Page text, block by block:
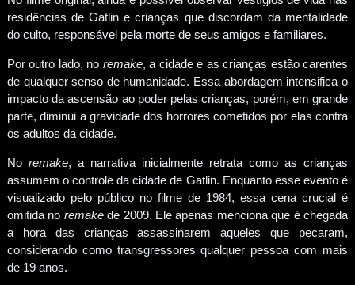
residências de Gatlin e crianças que discordam da mentalidade
do culto, responsável pela morte de seus amigos e familiares.
Por outro lado, no remake, a cidade e as crianças estão carentes
de qualquer senso de humanidade. Essa abordagem intensifica o
impacto da ascensão ao poder pelas crianças, porém, em grande
parte, diminui a gravidade dos horrores cometidos por elas contra
os adultos da cidade.
No remake, a narrativa inicialmente retrata como as crianças
assumem o controle da cidade de Gatlin. Enquanto esse evento é
visualizado pelo público no filme de 1984, essa cena crucial é
omitida no remakede 2009. Ele apenas menciona que é chegada
a hora das crianças assassinarem aqueles que pecaram,
considerando como transgressores qualquer pessoa com mais
de 19 anos.